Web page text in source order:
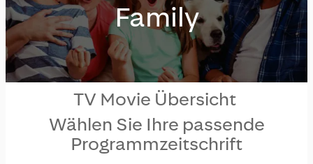
Family
TV Movie Übersicht
Wählen Sie Ihre passende
Programmzeitschrift